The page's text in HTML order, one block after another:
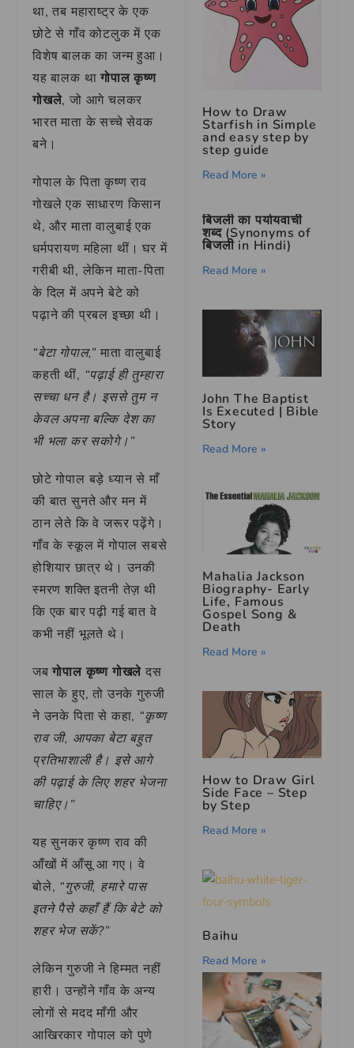
था, तब महाराष्ट्र के एक
छोटे से गाँव कोटलुक में एक
विशेष बालक का जन्म हुआ।
यह बालक थागोपाल कृष्ण
गोखले, जो आगे चलकर
भारत माता के सच्चे सेवक
बने।
गोपाल के पिता कृष्ण राव
गोखले एक साधारण किसान
थे, और माता वालुबाई एक
धर्मपरायण महिला थीं। घर में
गरीबी थी, लेकिन माता-पिता
के दिल में अपने बेटे को
पढ़ाने की प्रबल इच्छा थी।
“बेटा गोपाल,” माता वालुबाई
कहती थीं, “पढ़ाई ही तुम्हारा
सच्चा धन है। इससे तुम न
केवल अपना बल्कि देश का
भी भला कर सकोगे।”
छोटे गोपाल बड़े ध्यान से माँ
की बात सुनते और मन में
ठान लेते कि वे जरूर पढ़ेंगे।
गाँव के स्कूल में गोपाल सबसे
होशियार छात्र थे। उनकी
स्मरण शक्ति इतनी तेज़ थी
कि एक बार पढ़ी गई बात वे
कभी नहीं भूलते थे।
जबगोपाल कृष्ण गोखले दस
साल के हुए, तो उनके गुरुजी
ने उनके पिता से कहा, “कृष्ण
राव जी, आपका बेटा बहुत
प्रतिभाशाली है। इसे आगे
की पढ़ाई के लिए शहर भेजना
चाहिए।”
यह सुनकर कृष्ण राव की
आँखों में आँसू आ गए। वे
बोले, “गुरुजी, हमारे पास
इतने पैसे कहाँ हैं कि बेटे को
शहर भेज सकें?”
लेकिन गुरुजी ने हिम्मत नहीं
हारी। उन्होंने गाँव के अन्य
लोगों से मदद माँगी और
आखिरकार गोपाल को पुणे
How to Draw
Starfish in Simple
and easy step by
step guide
Read More »
बिजली का पर्यायवाची
शब्द (Synonyms of
बिजली in Hindi)
Read More »
John The Baptist
Is Executed | Bible
Story
Read More »
Mahalia Jackson
Biography- Early
Life, Famous
Gospel Song &
Death
Read More »
How to Draw Girl
Side Face – Step
by Step
Read More »
Baihu
Read More »